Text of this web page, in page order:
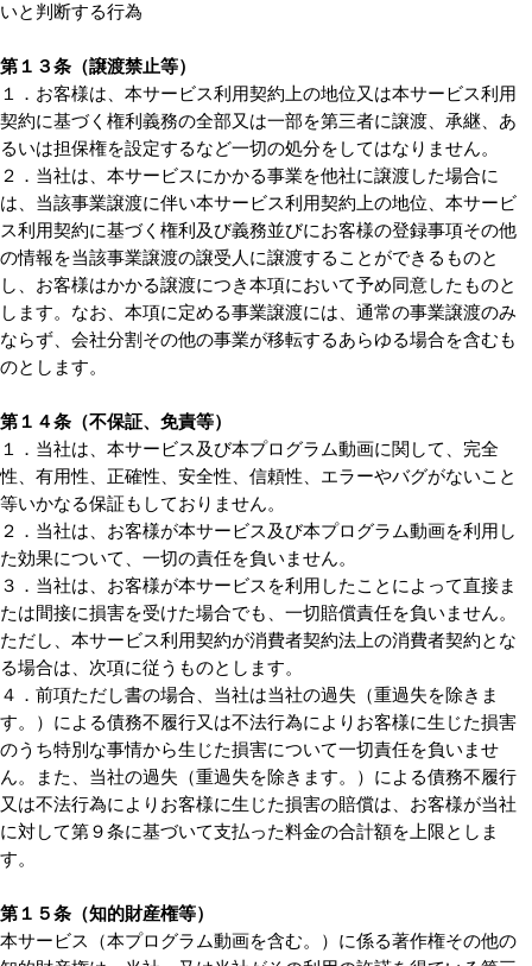
いと判断する行為
第１３条（譲渡禁止等）
１．お客様は、本サービス利用契約上の地位又は本サービス利用
契約に基づく権利義務の全部又は一部を第三者に譲渡、承継、あ
るいは担保権を設定するなど一切の処分をしてはなりません。
２．当社は、本サービスにかかる事業を他社に譲渡した場合に
は、当該事業譲渡に伴い本サービス利用契約上の地位、本サービ
ス利用契約に基づく権利及び義務並びにお客様の登録事項その他
の情報を当該事業譲渡の譲受人に譲渡することができるものと
し、お客様はかかる譲渡につき本項において予め同意したものと
します。なお、本項に定める事業譲渡には、通常の事業譲渡のみ
ならず、会社分割その他の事業が移転するあらゆる場合を含むも
のとします。
第１４条（不保証、免責等）
１．当社は、本サービス及び本プログラム動画に関して、完全
性、有用性、正確性、安全性、信頼性、エラーやバグがないこと
等いかなる保証もしておりません。
２．当社は、お客様が本サービス及び本プログラム動画を利用し
た効果について、一切の責任を負いません。
３．当社は、お客様が本サービスを利用したことによって直接ま
たは間接に損害を受けた場合でも、一切賠償責任を負いません。
ただし、本サービス利用契約が消費者契約法上の消費者契約とな
る場合は、次項に従うものとします。
４．前項ただし書の場合、当社は当社の過失（重過失を除きま
す。）による債務不履行又は不法行為によりお客様に生じた損害
のうち特別な事情から生じた損害について一切責任を負いませ
ん。また、当社の過失（重過失を除きます。）による債務不履行
又は不法行為によりお客様に生じた損害の賠償は、お客様が当社
に対して第９条に基づいて支払った料金の合計額を上限としま
す。
第１５条（知的財産権等）
本サービス（本プログラム動画を含む。）に係る著作権その他の